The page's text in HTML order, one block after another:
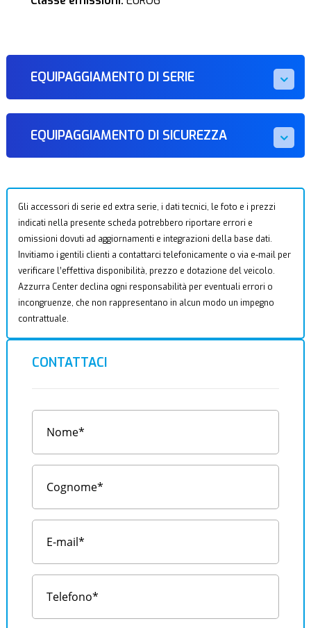
EQUIPAGGIAMENTO DI SERIE
EQUIPAGGIAMENTO DI SICUREZZA
Gli accessori di serie ed extra serie, i dati tecnici, le foto e i prezzi
indicati nella presente scheda potrebbero riportare errori e
omissioni dovuti ad aggiornamenti e integrazioni della base dati.
Invitiamo i gentili clienti a contattarci telefonicamente o via e-mail per
verificare l’effettiva disponibilità, prezzo e dotazione del veicolo.
Azzurra Center declina ogni responsabilità per eventuali errori o
incongruenze, che non rappresentano in alcun modo un impegno
contrattuale.
CONTATTACI